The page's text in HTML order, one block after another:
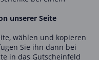
unserer Seite
wählen und kopieren
Sie ihn dann bei
in das Gutscheinfeld